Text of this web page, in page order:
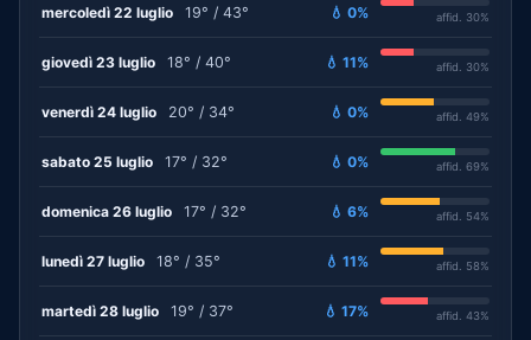
mercoledì 22 luglio 19° / 43° 💧 0% affid. 30%
giovedì 23 luglio 18° / 40° 💧 11% affid. 30%
venerdì 24 luglio 20° / 34° 💧 0% affid. 49%
sabato 25 luglio 17° / 32° 💧 0% affid. 69%
domenica 26 luglio 17° / 32° 💧 6% affid. 54%
lunedì 27 luglio 18° / 35° 💧 11% affid. 58%
martedì 28 luglio 19° / 37° 💧 17% affid. 43%